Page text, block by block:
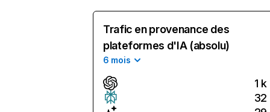
Trafic en provenance des
plateformes d'IA (absolu)
6 mois
1 k
32